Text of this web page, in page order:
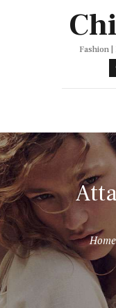
Fashion
Home